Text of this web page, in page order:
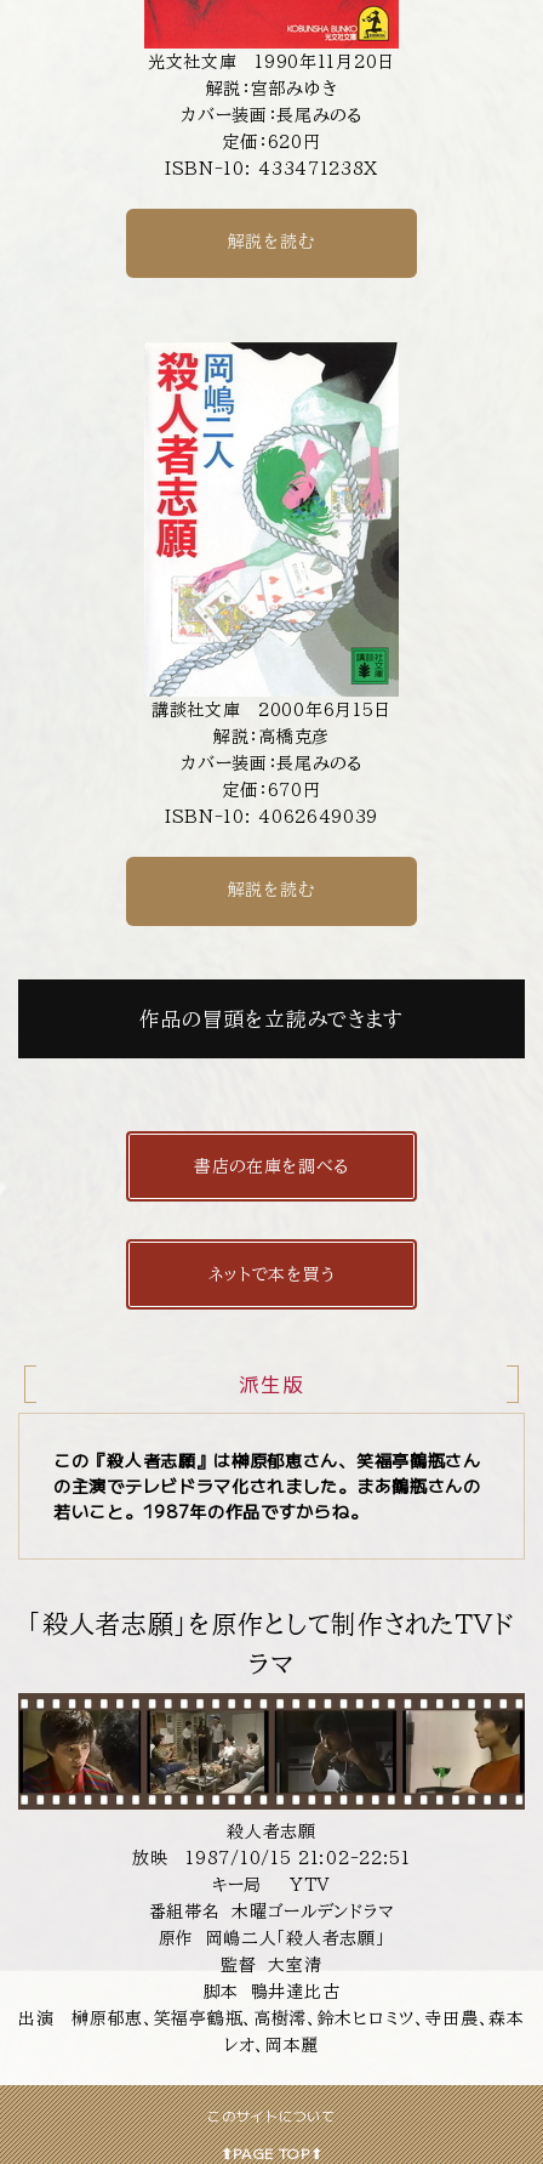
光文社文庫 1990年11月20日
解説：宮部みゆき
カバー装画：長尾みのる
定価：620円
ISBN-10: 433471238X
解説を読む
講談社文庫 2000年6月15日
解説：高橋克彦
カバー装画：長尾みのる
定価：670円
ISBN-10: 4062649039
解説を読む
作品の冒頭を立読みできます
書店の在庫を調べる
ネットで本を買う
派生版
この『殺人者志願』は榊原郁恵さん、笑福亭鶴瓶さん
の主演でテレビドラマ化されました。まあ鶴瓶さんの
若いこと。1987年の作品ですからね。
「殺人者志願」を原作として制作されたTVド
ラマ
殺人者志願
放映 1987/10/15 21:02-22:51
キー局 YTV
番組帯名 木曜ゴールデンドラマ
原作 岡嶋二人「殺人者志願」
監督 大室清
脚本 鴨井達比古
出演 榊原郁恵、笑福亭鶴瓶、高樹澪、鈴木ヒロミツ、寺田農、森本
レオ、岡本麗
このサイトについて
⬆︎PAGE TOP⬆︎